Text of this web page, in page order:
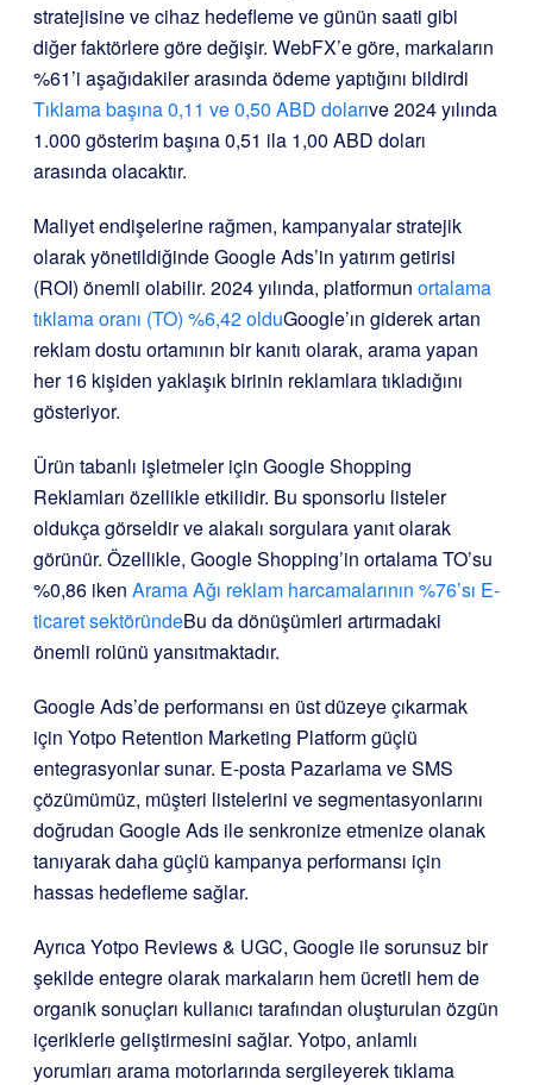
stratejisine ve cihaz hedefleme ve günün saati gibi
diğer faktörlere göre değişir. WebFX’e göre, markaların
%61’i aşağıdakiler arasında ödeme yaptığını bildirdi
Tıklama başına 0,11 ve 0,50 ABD dolarıve 2024 yılında
1.000 gösterim başına 0,51 ila 1,00 ABD doları
arasında olacaktır.
Maliyet endişelerine rağmen, kampanyalar stratejik
olarak yönetildiğinde Google Ads’in yatırım getirisi
(ROI) önemli olabilir. 2024 yılında, platformun ortalama
tıklama oranı (TO) %6,42 olduGoogle’ın giderek artan
reklam dostu ortamının bir kanıtı olarak, arama yapan
her 16 kişiden yaklaşık birinin reklamlara tıkladığını
gösteriyor.
Ürün tabanlı işletmeler için Google Shopping
Reklamları özellikle etkilidir. Bu sponsorlu listeler
oldukça görseldir ve alakalı sorgulara yanıt olarak
görünür. Özellikle, Google Shopping’in ortalama TO’su
%0,86 iken Arama Ağı reklam harcamalarının %76’sı E-
ticaret sektöründeBu da dönüşümleri artırmadaki
önemli rolünü yansıtmaktadır.
Google Ads’de performansı en üst düzeye çıkarmak
için Yotpo Retention Marketing Platform güçlü
entegrasyonlar sunar. E-posta Pazarlama ve SMS
çözümümüz, müşteri listelerini ve segmentasyonlarını
doğrudan Google Ads ile senkronize etmenize olanak
tanıyarak daha güçlü kampanya performansı için
hassas hedefleme sağlar.
Ayrıca Yotpo Reviews & UGC, Google ile sorunsuz bir
şekilde entegre olarak markaların hem ücretli hem de
organik sonuçları kullanıcı tarafından oluşturulan özgün
içeriklerle geliştirmesini sağlar. Yotpo, anlamlı
yorumları arama motorlarında sergileyerek tıklama